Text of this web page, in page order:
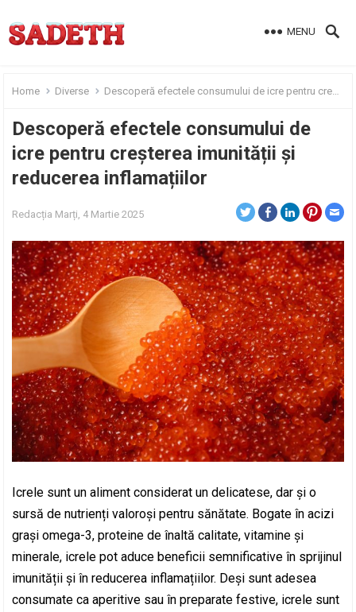
MENU
Home Diverse Descoperă efectele consumului de icre pentru creșterea imunității și reducerea inflamațiilor
Descoperă efectele consumului de
icre pentru creșterea imunității și
reducerea inflamațiilor
Redacția Marți, 4 Martie 2025
Icrele sunt un aliment considerat un delicatese, dar și o
sursă de nutrienți valoroși pentru sănătate. Bogate în acizi
grași omega-3, proteine de înaltă calitate, vitamine și
minerale, icrele pot aduce beneficii semnificative în sprijinul
imunității și în reducerea inflamațiilor. Deși sunt adesea
consumate ca aperitive sau în preparate festive, icrele sunt